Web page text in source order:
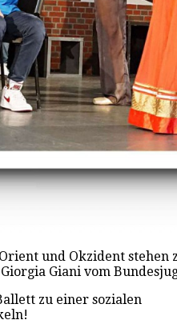
und Okzident
Giani vom
zu einer sozialen